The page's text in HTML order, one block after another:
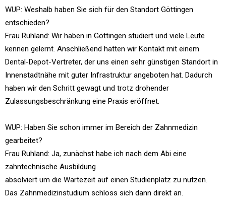
WUP: Weshalb haben Sie sich für den Standort Göttingen
entschieden?
Frau Ruhland: Wir haben in Göttingen studiert und viele Leute
kennen gelernt. Anschließend hatten wir Kontakt mit einem
Dental-Depot-Vertreter, der uns einen sehr günstigen Standort in
Innenstadtnähe mit guter Infrastruktur angeboten hat. Dadurch
haben wir den Schritt gewagt und trotz drohender
Zulassungsbeschränkung eine Praxis eröffnet.
WUP: Haben Sie schon immer im Bereich der Zahnmedizin
gearbeitet?
Frau Ruhland: Ja, zunächst habe ich nach dem Abi eine
zahntechnische Ausbildung
absolviert um die Wartezeit auf einen Studienplatz zu nutzen.
Das Zahnmedizinstudium schloss sich dann direkt an.